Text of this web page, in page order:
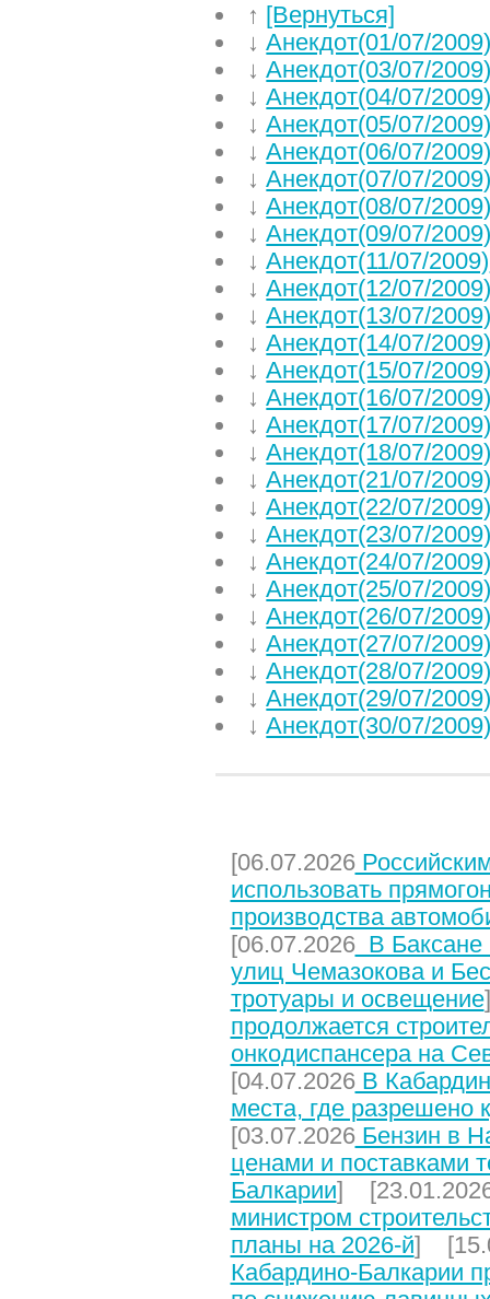
↑ [Вернуться]
↓Анекдот(01/07/
↓Анекдот(03/07/
↓Анекдот(04/07/
↓Анекдот(05/07/
↓Анекдот(06/07/
↓Анекдот(07/07/
↓Анекдот(08/07/
↓Анекдот(09/07/
↓Анекдот(11/07/2009)
↓Анекдот(12/07/
↓Анекдот(13/07/
↓Анекдот(14/07/
↓Анекдот(15/07/
↓Анекдот(16/07/
↓Анекдот(17/07/
↓Анекдот(18/07/
↓Анекдот(21/07/
↓Анекдот(22/07/
↓Анекдот(23/07/
↓Анекдот(24/07/
↓Анекдот(25/07/
↓Анекдот(26/07/
↓Анекдот(27/07/
↓Анекдот(28/07/
↓Анекдот(29/07/
↓Анекдот(30/07/
[06.07.2026
использовать
производства
[06.07.2026В Баксане
улиц Чемазокова и
тротуары и освещение
продолжается
онкодиспансера на
[04.07.2026В
места, где разрешено
[03.07.2026Бензин в
ценами и поставками
Балкарии]
министром
планы на 2026-й]
Кабардино-Балкарии